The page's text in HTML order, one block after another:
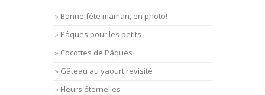
Bonne fête maman, en photo!
Pâques pour les petits
Cocottes de Pâques
Gâteau au yaourt revisité
Fleurs éternelles